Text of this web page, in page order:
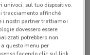
sul tuo dispositivo.
tracciamento affinché
i nostri partner trattiamo i
dovessero essere
potrebbero non
questo menu per